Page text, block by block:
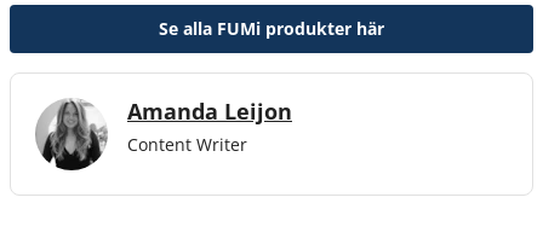
Se alla FUMi produkter här
Amanda Leijon
Content Writer